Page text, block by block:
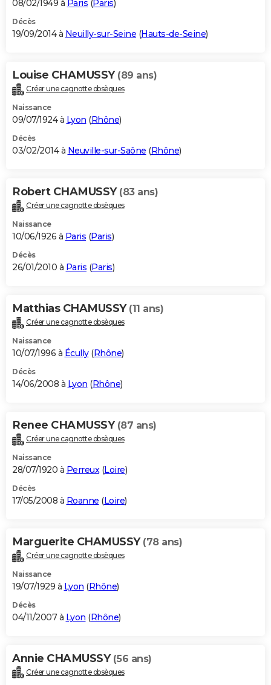
08/02/1949 à Paris (Paris)
Décès
19/09/2014 à Neuilly-sur-Seine (Hauts-de-Seine)
Louise CHAMUSSY (89 ans)
Créer une cagnotte obsèques
Naissance
09/07/1924 à Lyon (Rhône)
Décès
03/02/2014 à Neuville-sur-Saône (Rhône)
Robert CHAMUSSY (83 ans)
Créer une cagnotte obsèques
Naissance
10/06/1926 à Paris (Paris)
Décès
26/01/2010 à Paris (Paris)
Matthias CHAMUSSY (11 ans)
Créer une cagnotte obsèques
Naissance
10/07/1996 à Écully(Rhône)
Décès
14/06/2008 à Lyon (Rhône)
Renee CHAMUSSY (87 ans)
Créer une cagnotte obsèques
Naissance
28/07/1920 à Perreux(Loire)
Décès
17/05/2008 à Roanne (Loire)
Marguerite CHAMUSSY (78 ans)
Créer une cagnotte obsèques
Naissance
19/07/1929 à Lyon (Rhône)
Décès
04/11/2007 à Lyon (Rhône)
Annie CHAMUSSY (56 ans)
Créer une cagnotte obsèques